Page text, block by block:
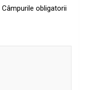
Câmpurile obligatorii